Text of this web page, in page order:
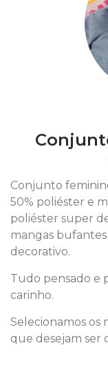
Conjunto
50% poliéster e
poliéster super
mangas
decorativo.
Tudo pensado e
carinho.
Selecionamos os
que desejam ser